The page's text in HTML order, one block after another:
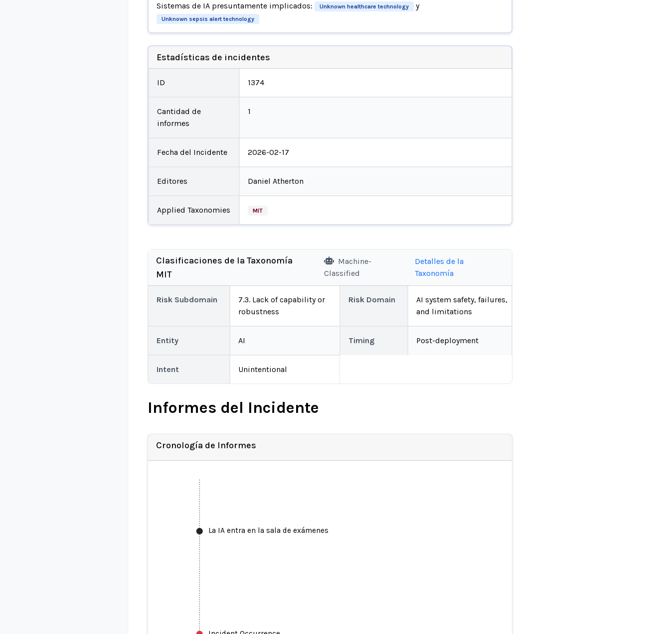
Sistemas de IA presuntamente implicados:
Unknown healthcare technology y
Unknown sepsis alert technology
Estadísticas de incidentes
ID 1374
Cantidad de
informes
1
Fecha del Incidente 2026-02-17
Editores Daniel Atherton
Applied Taxonomies MIT
Clasificaciones de la Taxonomía
MIT
Machine-
Classified
Detalles de la
Taxonomía
Risk Subdomain
7.3. Lack of capability or
robustness
Risk Domain
AI system safety, failures,
and limitations
Entity AI Timing Post-deployment
Intent Unintentional
Informes del Incidente
Cronología de Informes
La IA entra en la sala de exámenes